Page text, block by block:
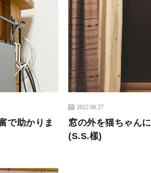
で助かりま
2022.06.27
窓の外を猫ちゃん
(S.S.樣)